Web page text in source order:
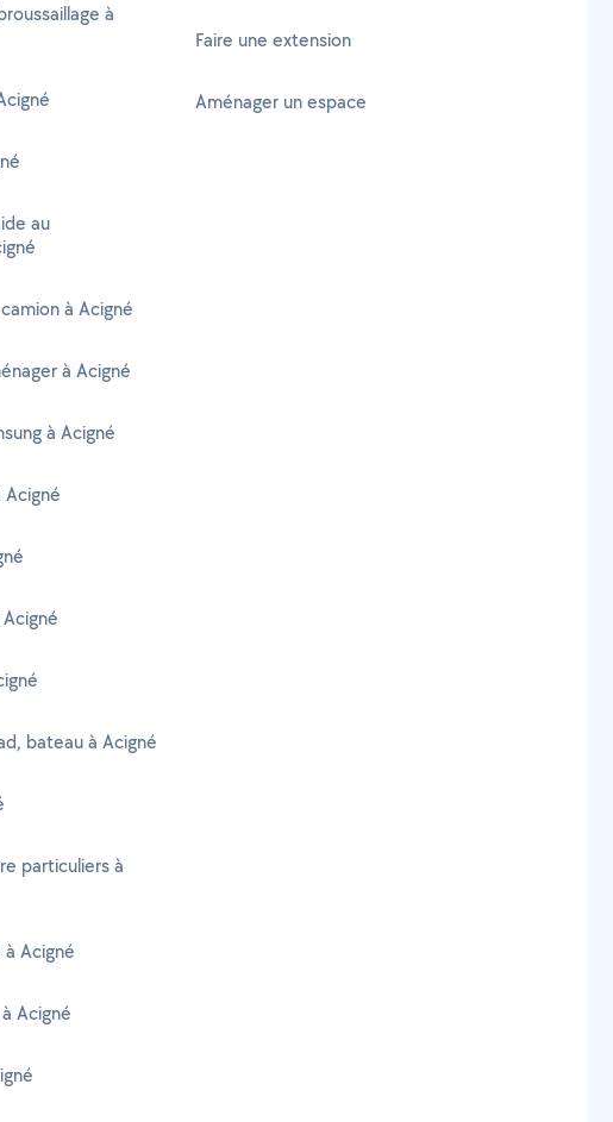
à
au
à Acigné
à Acigné
à Acigné
Acigné
bateau à Acigné
particuliers à
Acigné
Acigné
Faire une extension
Aménager un espace